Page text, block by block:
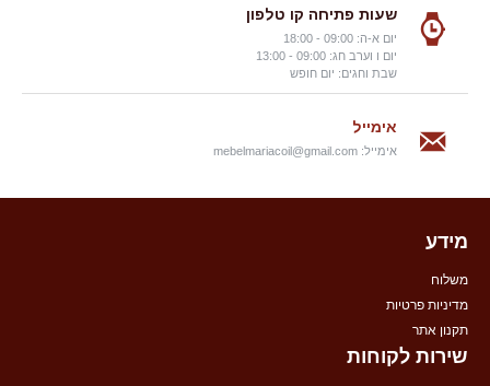
שעות פתיחה קו טלפון
יום א-ה: 09:00 - 18:00
יום ו וערב חג: 09:00 - 13:00
שבת וחגים: יום חופש
אימייל
אימייל: mebelmariacoil@gmail.com
מידע
משלוח
מדיניות פרטיות
תקנון אתר
שירות לקוחות